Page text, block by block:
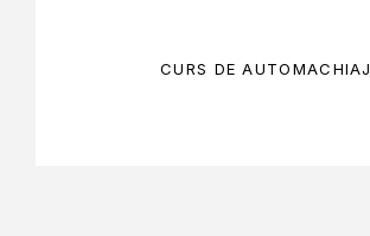
CURS DE AUTOMACHIAJ